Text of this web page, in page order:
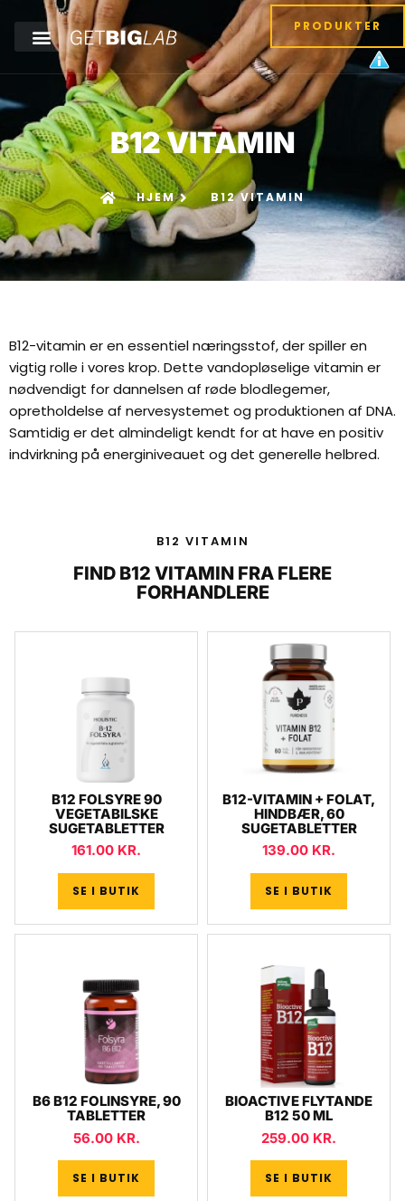
PRODUKTER
B12 VITAMIN
HJEM B12 VITAMIN
B12-vitamin er en essentiel næringsstof, der spiller en
vigtig rolle i vores krop. Dette vandopløselige vitamin er
nødvendigt for dannelsen af ​​røde blodlegemer,
opretholdelse af nervesystemet og produktionen af ​​DNA.
Samtidig er det almindeligt kendt for at have en positiv
indvirkning på energiniveauet og det generelle helbred.
B12 VITAMIN
FIND B12 VITAMIN FRA FLERE
FORHANDLERE
B12 FOLSYRE 90
VEGETABILSKE
SUGETABLETTER
161.00 KR.
SE I BUTIK
B12-VITAMIN + FOLAT,
HINDBÆR, 60
SUGETABLETTER
139.00 KR.
SE I BUTIK
B6 B12 FOLINSYRE, 90
TABLETTER
56.00 KR.
SE I BUTIK
BIOACTIVE FLYTANDE
B12 50 ML
259.00 KR.
SE I BUTIK